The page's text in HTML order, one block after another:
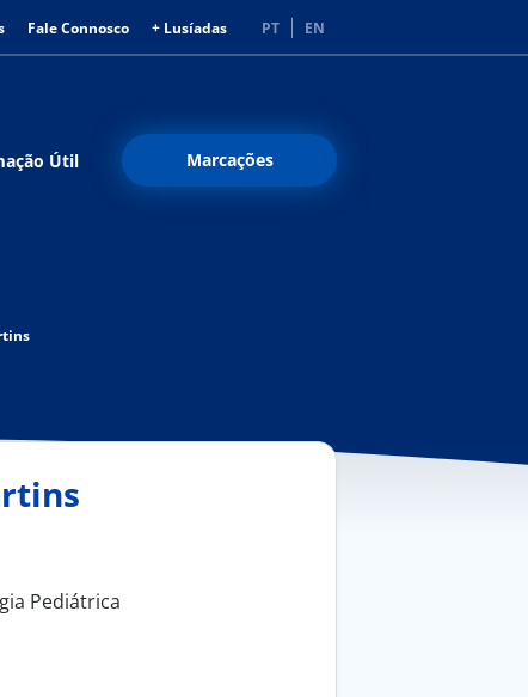
Fale Connosco + Lusíadas PT EN
Útil Marcações
Pediátrica